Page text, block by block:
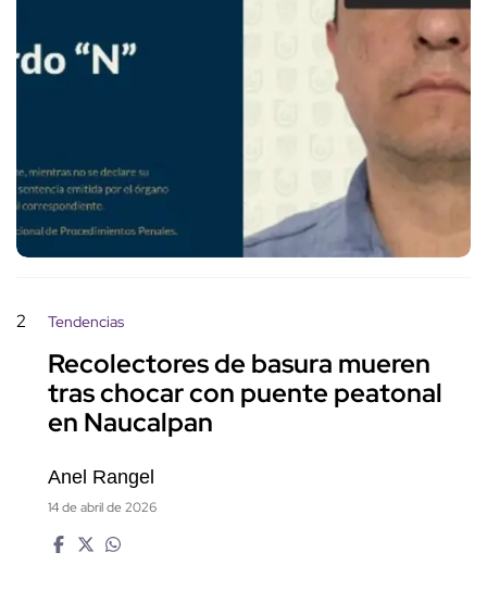
2 Tendencias
Recolectores de basura mueren
tras chocar con puente peatonal
en Naucalpan
Anel Rangel
14 de abril de 2026